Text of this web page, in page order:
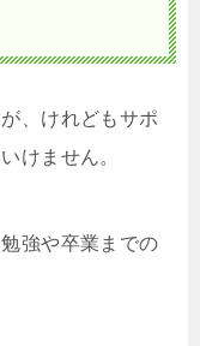
、けれどもサポ
けません。
強や卒業までの